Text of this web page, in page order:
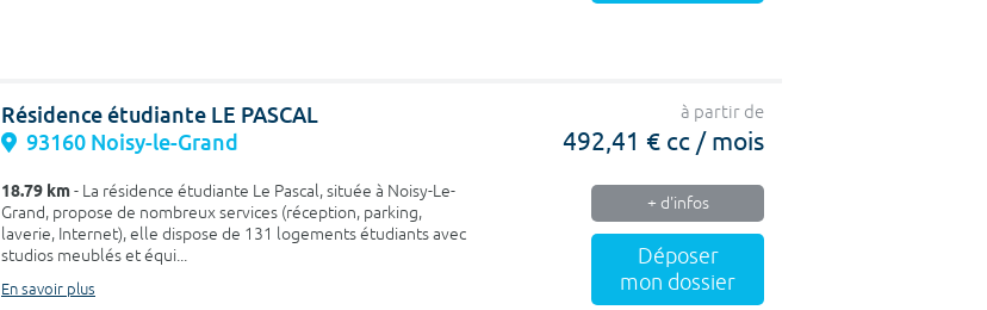
Résidence étudiante LE PASCAL
93160 Noisy-le-Grand
18.79 km- La résidence étudiante Le Pascal, située à Noisy-Le-
Grand, propose de nombreux services (réception, parking,
laverie, Internet), elle dispose de 131 logements étudiants avec
studios meublés et équi...
En savoir plus
à partir de
492,41 € cc / mois
+ d'infos
Déposer
mon dossier